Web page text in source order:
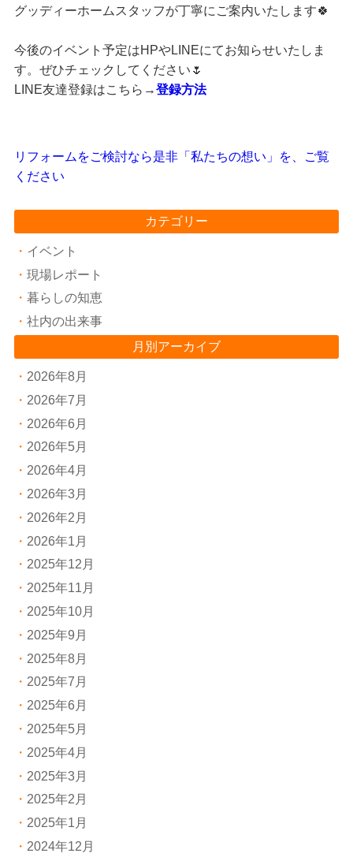
グッディーホームスタッフが丁寧にご案内いたします🍀
今後のイベント予定はHPやLINEにてお知らせいたしま
す。ぜひチェックしてください🌷
LINE友達登録はこちら→登録方法
リフォームをご検討なら是非「私たちの想い」を、ご覧
ください
カテゴリー
イベント
現場レポート
暮らしの知恵
社内の出来事
月別アーカイブ
2026年8月
2026年7月
2026年6月
2026年5月
2026年4月
2026年3月
2026年2月
2026年1月
2025年12月
2025年11月
2025年10月
2025年9月
2025年8月
2025年7月
2025年6月
2025年5月
2025年4月
2025年3月
2025年2月
2025年1月
2024年12月